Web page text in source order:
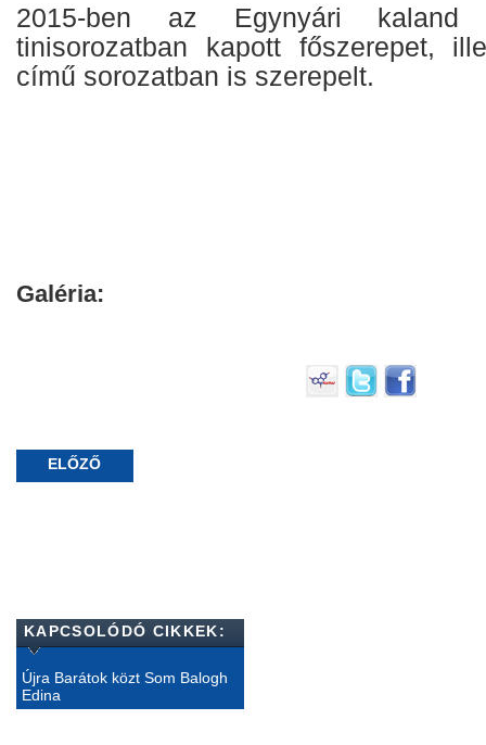
2015-ben az Egynyári kaland
tinisorozatban kapott főszerepet,
című sorozatban is szerepelt.
Galéria:
ELŐZŐ
KAPCSOLÓDÓ CIKKEK:
Újra Barátok közt Som Balogh
Edina